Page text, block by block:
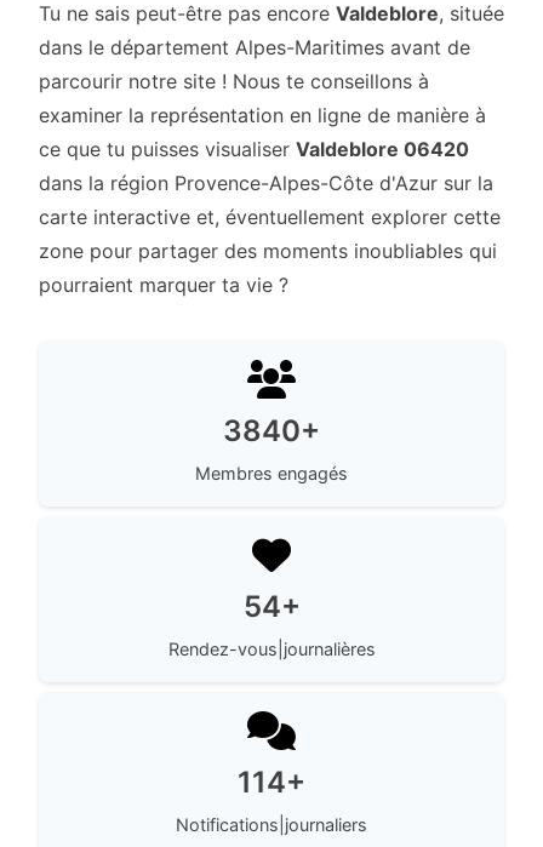
Tu ne sais peut-être pas encore Valdeblore, située
dans le département Alpes-Maritimes avant de
parcourir notre site ! Nous te conseillons à
examiner la représentation en ligne de manière à
ce que tu puisses visualiser Valdeblore 06420
dans la région Provence-Alpes-Côte d'Azur sur la
carte interactive et, éventuellement explorer cette
zone pour partager des moments inoubliables qui
pourraient marquer ta vie ?
3840+
Membres engagés
54+
Rendez-vous|journalières
114+
Notifications|journaliers